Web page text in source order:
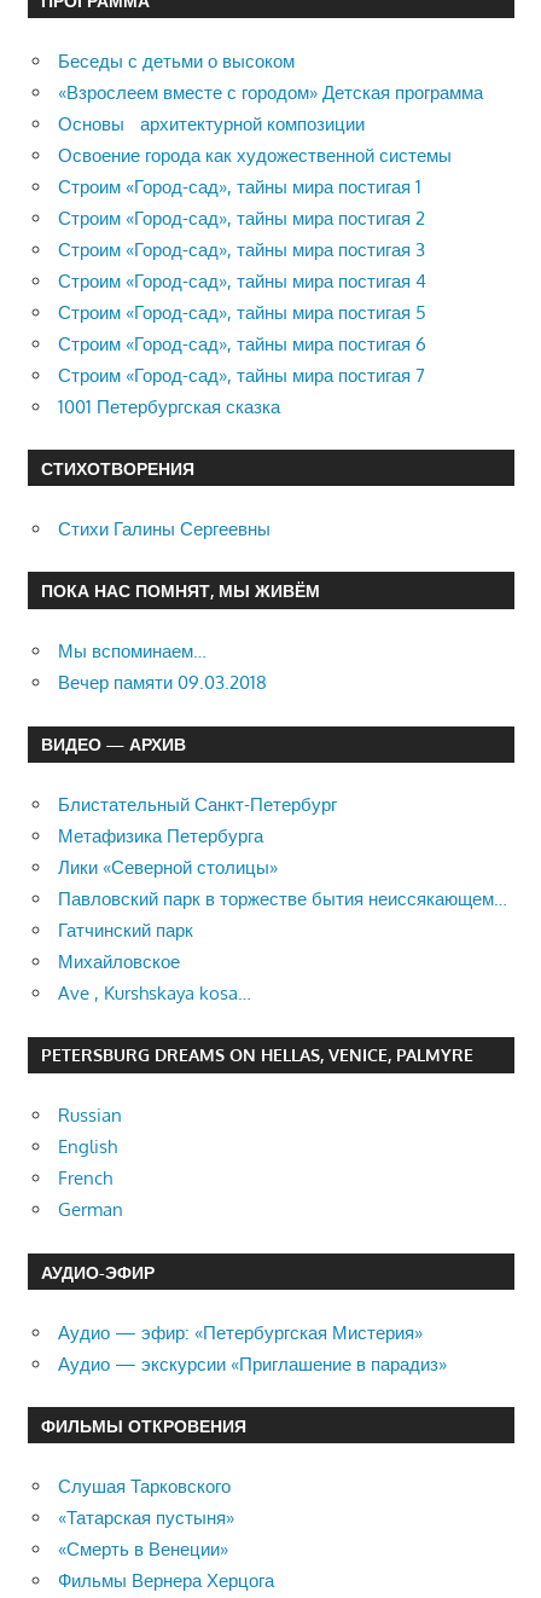
Беседы с детьми о высоком
«Взрослеем вместе с городом» Детская программа
Основы архитектурной композиции
Освоение города как художественной системы
Строим «Город-сад», тайны мира постигая 1
Строим «Город-сад», тайны мира постигая 2
Строим «Город-сад», тайны мира постигая 3
Строим «Город-сад», тайны мира постигая 4
Строим «Город-сад», тайны мира постигая 5
Строим «Город-сад», тайны мира постигая 6
Строим «Город-сад», тайны мира постигая 7
1001 Петербургская сказка
СТИХОТВОРЕНИЯ
Стихи Галины Сергеевны
ПОКА НАС ПОМНЯТ, МЫ ЖИВЁМ
Мы вспоминаем…
Вечер памяти 09.03.2018
ВИДЕО — АРХИВ
Блистательный Санкт-Петербург
Метафизика Петербурга
Лики «Северной столицы»
Павловский парк в торжестве бытия неиссякающем…
Гатчинский парк
Михайловское
Ave , Kurshskaya kosa…
PETERSBURG DREAMS ON HELLAS, VENICE, PALMYRE
Russian
English
French
German
АУДИО-ЭФИР
Аудио — эфир: «Петербургская Мистерия»
Аудио — экскурсии «Приглашение в парадиз»
ФИЛЬМЫ ОТКРОВЕНИЯ
Слушая Тарковского
«Татарская пустыня»
«Смерть в Венеции»
Фильмы Вернера Херцога